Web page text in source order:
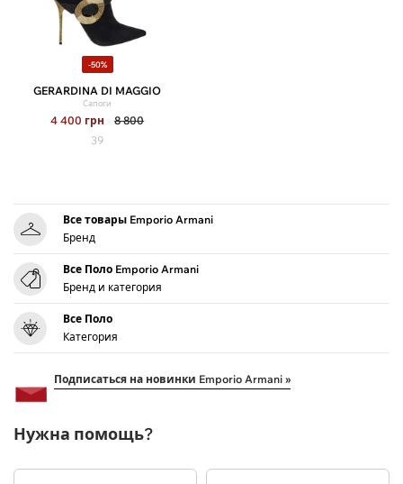
-50%
GERARDINA DI MAGGIO
Сапоги
4 400 грн
8 800
39
Все товары Emporio Armani
Бренд
Все Поло Emporio Armani
Бренд и категория
Все Поло
Категория
Подписаться на новинки Emporio Armani »
Нужна помощь?